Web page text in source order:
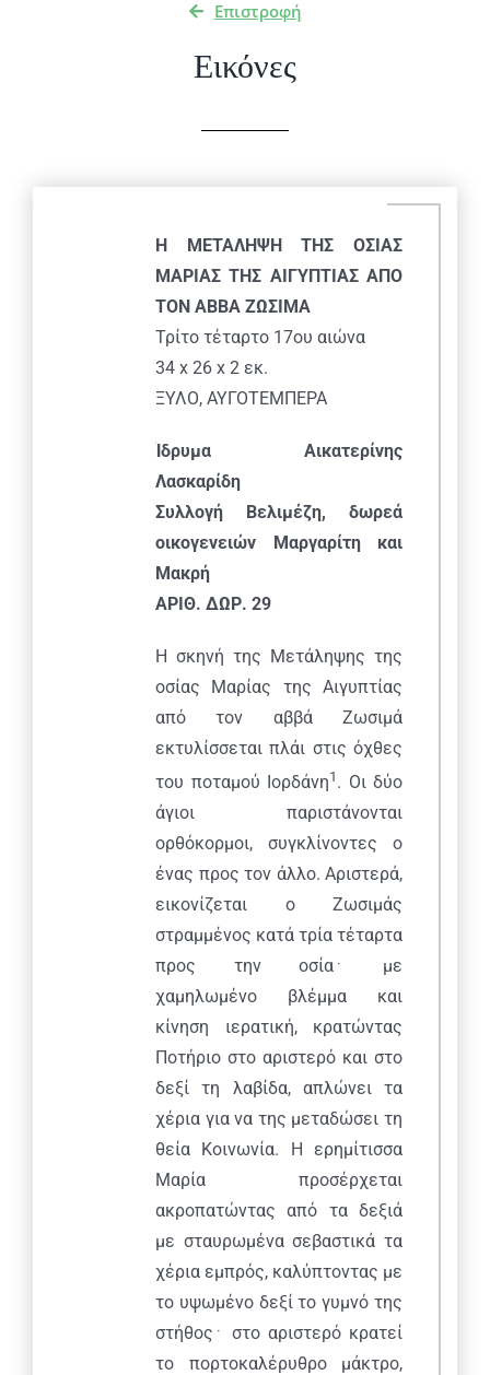
Επιστροφή
Εικόνες
Η ΜΕΤΑΛΗΨΗ ΤΗΣ ΟΣΙΑΣ
ΜΑΡΙΑΣ ΤΗΣ ΑΙΓΥΠΤΙΑΣ ΑΠΟ
ΤΟΝ ΑΒΒΑ ΖΩΣΙΜΑ
Τρίτο τέταρτο 17ου αιώνα
34 x 26 x 2 εκ.
ΞΥΛΟ, ΑΥΓΟΤΕΜΠΕΡΑ
Ίδρυμα Αικατερίνης
Λασκαρίδη
Συλλογή Βελιμέζη, δωρεά
οικογενειών Μαργαρίτη και
Μακρή
ΑΡΙΘ. ΔΩΡ. 29
Η σκηνή της Μετάληψης της
οσίας Μαρίας της Αιγυπτίας
από τον αββά Ζωσιμά
εκτυλίσσεται πλάι στις όχθες
του ποταμού Ιορδάνη1 . Οι δύο
άγιοι παριστάνονται
ορθόκορμοι, συγκλίνοντες ο
ένας προς τον άλλο. Αριστερά,
εικονίζεται ο Ζωσιμάς
στραμμένος κατά τρία τέταρτα
προς την οσία﮲ με
χαμηλωμένο βλέμμα και
κίνηση ιερατική, κρατώντας
Ποτήριο στο αριστερό και στο
δεξί τη λαβίδα, απλώνει τα
χέρια για να της μεταδώσει τη
θεία Κοινωνία. Η ερημίτισσα
Μαρία προσέρχεται
ακροπατώντας από τα δεξιά
με σταυρωμένα σεβαστικά τα
χέρια εμπρός, καλύπτοντας με
το υψωμένο δεξί το γυμνό της
στήθος﮲ στο αριστερό κρατεί
το πορτοκαλέρυθρο μάκτρο,